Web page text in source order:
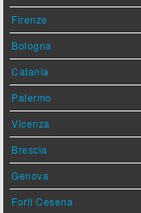
Firenze
Bologna
Catania
Palermo
Vicenza
Brescia
Genova
Forlì Cesena